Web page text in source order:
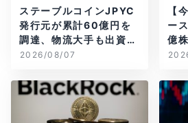
ステーブルコインJPYC
発行元が累計60億円を
調達、物流大手も出資参
画
2026/08/07
【
ー
億
当